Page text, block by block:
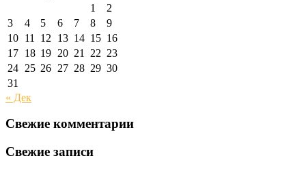
1
2
3
4 5 6 7 8
9
10 11 12 13 14 15 16
17 18 19 20 21 22 23
24 25 26 27 28 29 30
31
« Дек
Свежие комментарии
Свежие записи